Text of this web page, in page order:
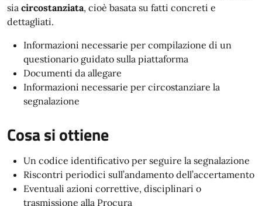
sia circostanziata, cioè basata su fatti concreti e
dettagliati.
Informazioni necessarie per compilazione di un
questionario guidato sulla piattaforma
Documenti da allegare
Informazioni necessarie per circostanziare la
segnalazione
Cosa si ottiene
Un codice identificativo per seguire la segnalazione
Riscontri periodici sull’andamento dell’accertamento
Eventuali azioni correttive, disciplinari o
trasmissione alla Procura